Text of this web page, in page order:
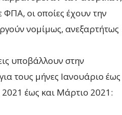
ΦΠΑ, οι οποίες έχουν την
νομίμως, ανεξαρτήτως
υποβάλλουν στην
τους μήνες Ιανουάριο έως
2021 έως και Μάρτιο 2021: